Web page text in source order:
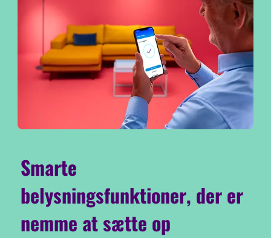
Smarte
belysningsfunktioner, der er
nemme at sætte op